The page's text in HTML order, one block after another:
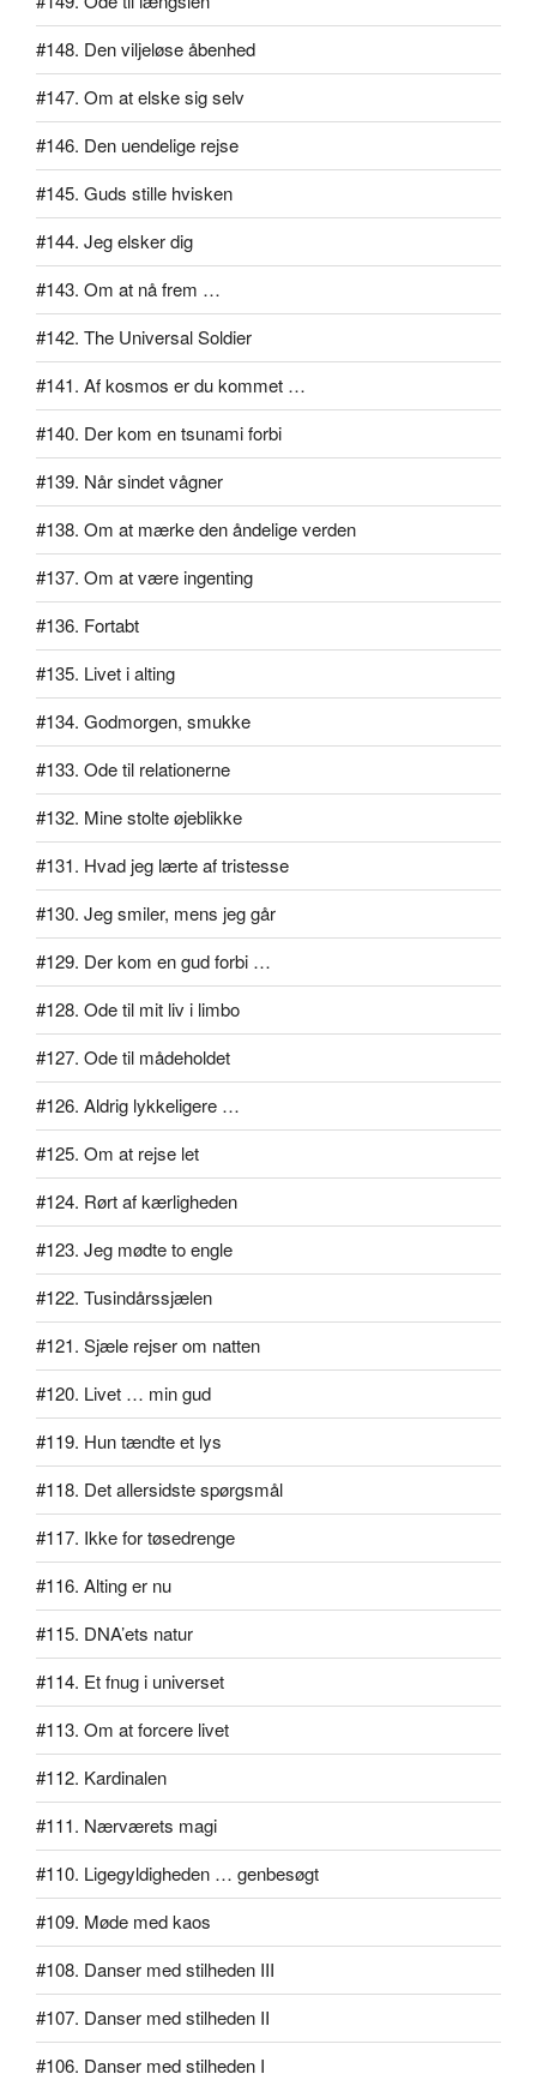
#148. Den viljeløse åbenhed
#147. Om at elske sig selv
#146. Den uendelige rejse
#145. Guds stille hvisken
#144. Jeg elsker dig
#143. Om at nå frem …
#142. The Universal Soldier
#141. Af kosmos er du kommet …
#140. Der kom en tsunami forbi
#139. Når sindet vågner
#138. Om at mærke den åndelige verden
#137. Om at være ingenting
#136. Fortabt
#135. Livet i alting
#134. Godmorgen, smukke
#133. Ode til relationerne
#132. Mine stolte øjeblikke
#131. Hvad jeg lærte af tristesse
#130. Jeg smiler, mens jeg går
#129. Der kom en gud forbi …
#128. Ode til mit liv i limbo
#127. Ode til mådeholdet
#126. Aldrig lykkeligere …
#125. Om at rejse let
#124. Rørt af kærligheden
#123. Jeg mødte to engle
#122. Tusindårssjælen
#121. Sjæle rejser om natten
#120. Livet … min gud
#119. Hun tændte et lys
#118. Det allersidste spørgsmål
#117. Ikke for tøsedrenge
#116. Alting er nu
#115. DNA’ets natur
#114. Et fnug i universet
#113. Om at forcere livet
#112. Kardinalen
#111. Nærværets magi
#110. Ligegyldigheden … genbesøgt
#109. Møde med kaos
#108. Danser med stilheden III
#107. Danser med stilheden II
#106. Danser med stilheden I